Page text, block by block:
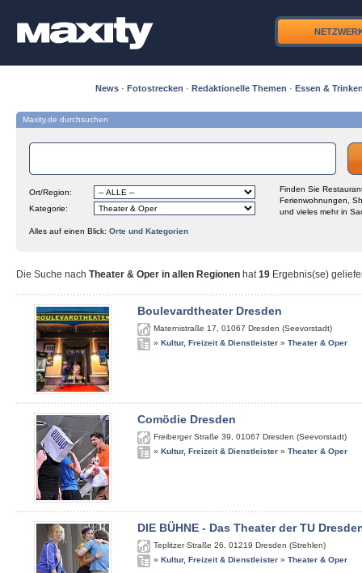
News · Fotostrecken · Redaktionelle Themen · Essen &
Maxity.de durchsuchen
Ort/Region:
Kategorie:
Finden Sie
Ferienwohnungen,
und vieles mehr in
Alles auf einen Blick: Orte und Kategorien
Die Suche nach Theater & Oper in allen Regionen hat19 Ergebnis(se)
Boulevardtheater Dresden
Maternistraße 17 01067 Dresden (Seevorstadt)
» Kultur, Freizeit & Dienstleister » Theater & Oper
Comödie Dresden
Freiberger Straße 39 01067 Dresden (Seevorstadt)
» Kultur, Freizeit & Dienstleister » Theater & Oper
DIE BÜHNE - Das Theater der TU
Teplitzer Straße 26 01219 Dresden (Strehlen)
» Kultur, Freizeit & Dienstleister » Theater & Oper